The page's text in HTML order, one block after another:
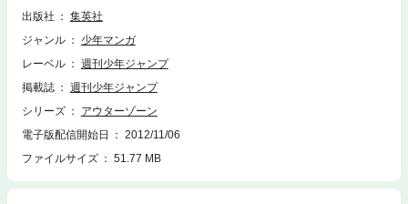
出版社
集英社
ジャンル
少年マンガ
レーベル
週刊少年ジャンプ
掲載誌
週刊少年ジャンプ
シリーズ
アウターゾーン
電子版配信開始日
2012/11/06
ファイルサイズ
51.77 MB